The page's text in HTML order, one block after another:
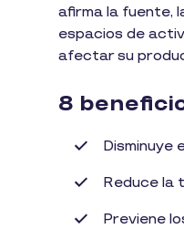
afirma la fuente,
espacios de
afectar su
8
Disminuye
Reduce la
Previene